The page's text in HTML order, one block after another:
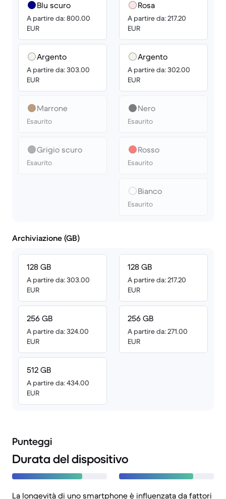
Blu scuro
A partire da: 800.00
EUR
Argento
A partire da: 303.00
EUR
Marrone
Esaurito
Grigio scuro
Esaurito
Rosa
A partire da: 217.20
EUR
Argento
A partire da: 302.00
EUR
Nero
Esaurito
Rosso
Esaurito
Bianco
Esaurito
Archiviazione (GB)
128 GB
A partire da: 303.00
EUR
256 GB
A partire da: 324.00
EUR
512 GB
A partire da: 434.00
EUR
128 GB
A partire da: 217.20
EUR
256 GB
A partire da: 271.00
EUR
Punteggi
Durata del dispositivo
La longevità di uno smartphone è influenzata da fattori